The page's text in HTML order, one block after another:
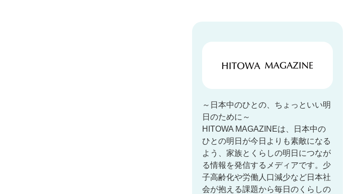
～日本中のひとの、ちょっといい明
日のために～
HITOWA MAGAZINEは、日本中の
ひとの明日が今日よりも素敵になる
よう、家族とくらしの明日につなが
る情報を発信するメディアです。少
子高齢化や労働人口減少など日本社
会が抱える課題から毎日のくらしの